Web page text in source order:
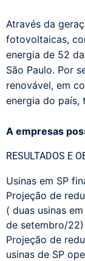
Através da
fotovoltaicas,
energia de 52
São Paulo. Por
renovável, em
energia do país,
A empresas
RESULTADOS E
Usinas em SP
Projeção de
( duas usinas
de setembro/22)
Projeção de
usinas de SP